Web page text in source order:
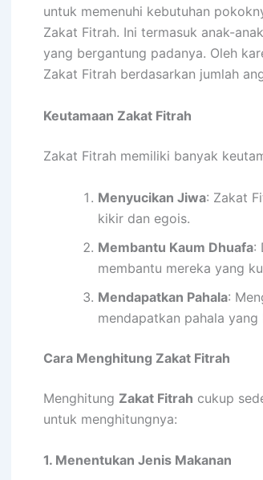
untuk memenuhi kebutuhan
Zakat Fitrah. Ini termasuk anak-
yang bergantung padanya. Oleh
Zakat Fitrah berdasarkan jumlah
Keutamaan Zakat Fitrah
Zakat Fitrah memiliki banyak
Menyucikan Jiwa: Zakat
kikir dan egois.
Membantu Kaum Dhuafa:
membantu mereka yang
Mendapatkan Pahala:
mendapatkan pahala yang
Cara Menghitung Zakat Fitrah
Menghitung Zakat Fitrah cukup
untuk menghitungnya:
1. Menentukan Jenis Makanan